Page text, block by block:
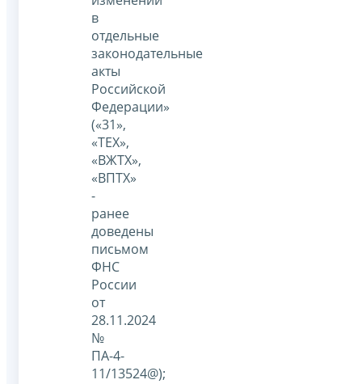
в
отдельные
законодательные
акты
Российской
Федерации»
(«31»,
«ТЕХ»,
«ВЖТХ»,
«ВПТХ»
-
ранее
доведены
письмом
ФНС
России
от
28.11.2024
№
ПА-4-
11/13524@);